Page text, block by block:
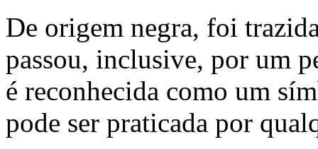
De origem negra, foi
passou, inclusive, por um
é reconhecida como um
pode ser praticada por